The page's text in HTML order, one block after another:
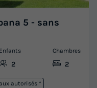
5 - sans
Enfants
2
Chambres
2
autorisés *